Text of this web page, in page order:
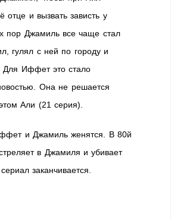
отце и вызвать зависть у
пор Джамиль все чаще стал
гулял с ней по городу и
Для Иффет это стало
Она не решается
Али (21 серия).
и Джамиль женятся. В 80й
в Джамиля и убивает
заканчивается.